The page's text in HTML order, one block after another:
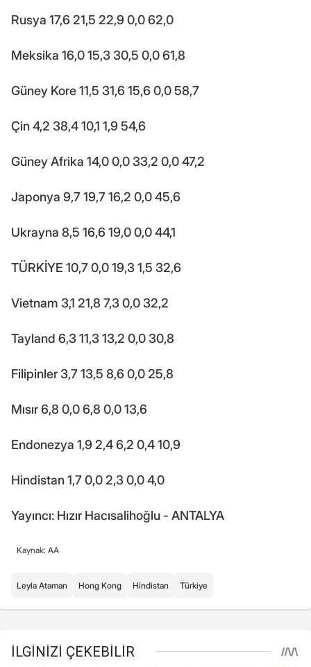
Rusya 17,6 21,5 22,9 0,0 62,0
Meksika 16,0 15,3 30,5 0,0 61,8
Güney Kore 11,5 31,6 15,6 0,0 58,7
Çin 4,2 38,4 10,1 1,9 54,6
Güney Afrika 14,0 0,0 33,2 0,0 47,2
Japonya 9,7 19,7 16,2 0,0 45,6
Ukrayna 8,5 16,6 19,0 0,0 44,1
TÜRKİYE 10,7 0,0 19,3 1,5 32,6
Vietnam 3,1 21,8 7,3 0,0 32,2
Tayland 6,3 11,3 13,2 0,0 30,8
Filipinler 3,7 13,5 8,6 0,0 25,8
Mısır 6,8 0,0 6,8 0,0 13,6
Endonezya 1,9 2,4 6,2 0,4 10,9
Hindistan 1,7 0,0 2,3 0,0 4,0
Yayıncı: Hızır Hacısalihoğlu - ANTALYA
Kaynak: AA
Leyla Ataman Hong Kong Hindistan Türkiye